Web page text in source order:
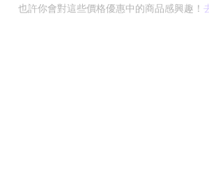
也許你會對這些價格優惠中的商品感興趣！